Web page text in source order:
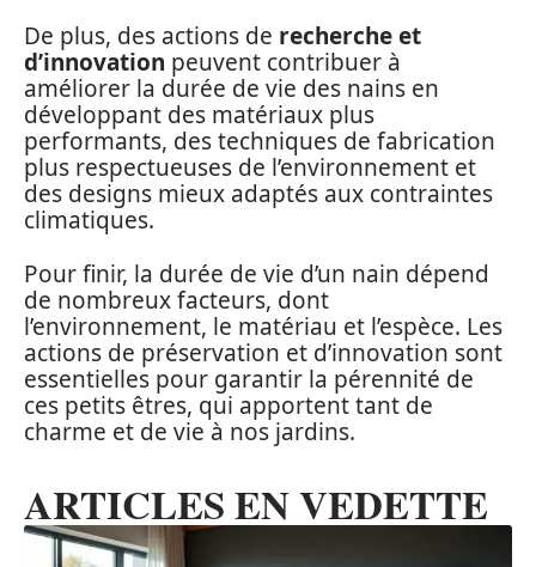
De plus, des actions de recherche et
d’innovation peuvent contribuer à
améliorer la durée de vie des nains en
développant des matériaux plus
performants, des techniques de fabrication
plus respectueuses de l’environnement et
des designs mieux adaptés aux contraintes
climatiques.
Pour finir, la durée de vie d’un nain dépend
de nombreux facteurs, dont
l’environnement, le matériau et l’espèce. Les
actions de préservation et d’innovation sont
essentielles pour garantir la pérennité de
ces petits êtres, qui apportent tant de
charme et de vie à nos jardins.
ARTICLES EN VEDETTE